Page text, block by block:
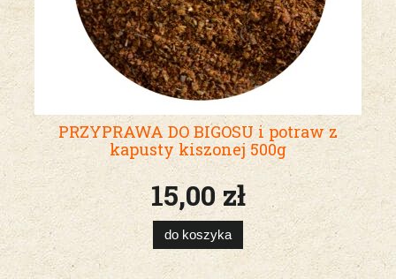
PRZYPRAWA DO BIGOSU i potraw z
kapusty kiszonej 500g
15,00 zł
do koszyka